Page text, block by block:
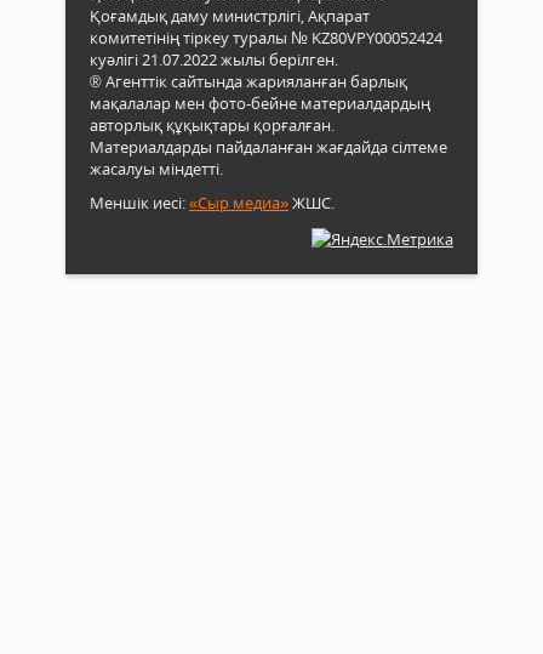
Қоғамдық даму министрлігі, Ақпарат
комитетінің тіркеу туралы № KZ80VPY00052424
куәлігі 21.07.2022 жылы берілген.
® Агенттік сайтында жарияланған барлық
мақалалар мен фото-бейне материалдардың
авторлық құқықтары қорғалған.
Материалдарды пайдаланған жағдайда сілтеме
жасалуы міндетті.
Меншік иесі:«Сыр медиа»ЖШС.